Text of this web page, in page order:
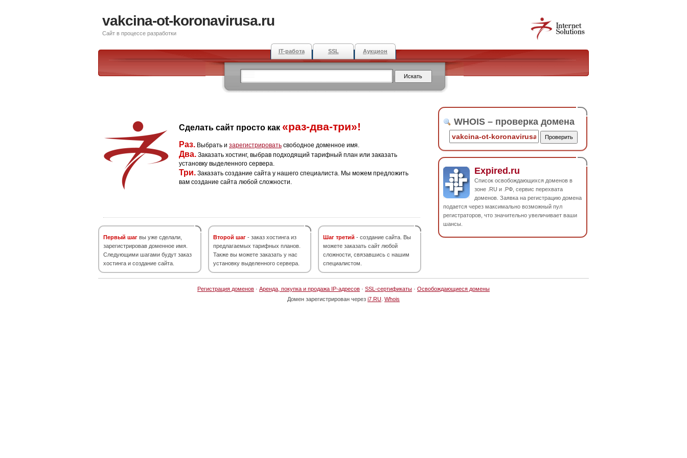
vakcina-ot-koronavirusa.ru
Сайт в процессе разработки
IT-работа SSL Аукцион
Сделать сайт просто как «раз-два-три»!
Раз. Выбрать и зарегистрировать свободное доменное имя.
Два. Заказать хостинг, выбрав подходящий тарифный план или заказать
установку выделенного сервера.
Три. Заказать создание сайта у нашего специалиста. Мы можем предложить
вам создание сайта любой сложности.
Первый шаг вы уже сделали,
зарегистрировав доменное имя.
Следующими шагами будут заказ
хостинга и создание сайта.
Второй шаг - заказ хостинга из
предлагаемых тарифных планов.
Также вы можете заказать у нас
установку выделенного сервера.
Шаг третий - создание сайта. Вы
можете заказать сайт любой
сложности, связавшись с нашим
специалистом.
WHOIS – проверка домена
Expired.ru
Список освобождающихся доменов в
зоне .RU и .РФ, сервис перехвата
доменов. Заявка на регистрацию домена
подается через максимально возможный пул
регистраторов, что значительно увеличивает ваши
шансы.
Регистрация доменов · Аренда, покупка и продажа IP-адресов · SSL-сертификаты · Освобождающиеся домены
Домен зарегистрирован через i7.RU Whois